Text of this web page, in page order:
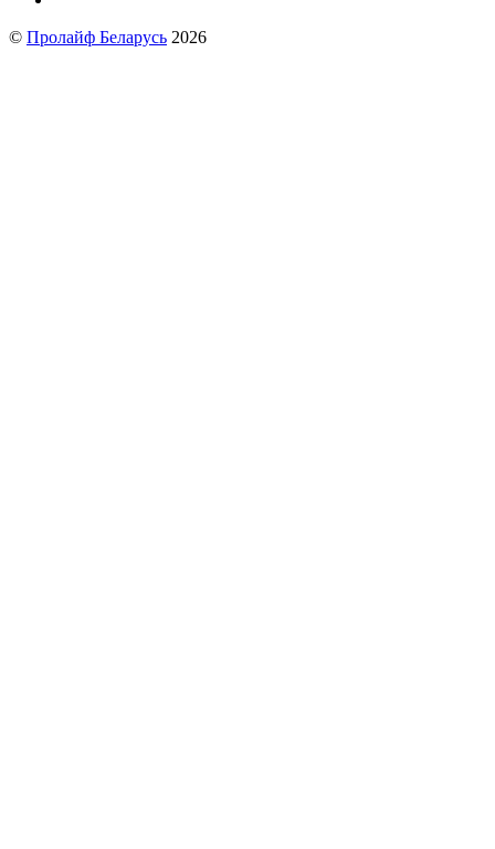
© Пролайф Беларусь 2026